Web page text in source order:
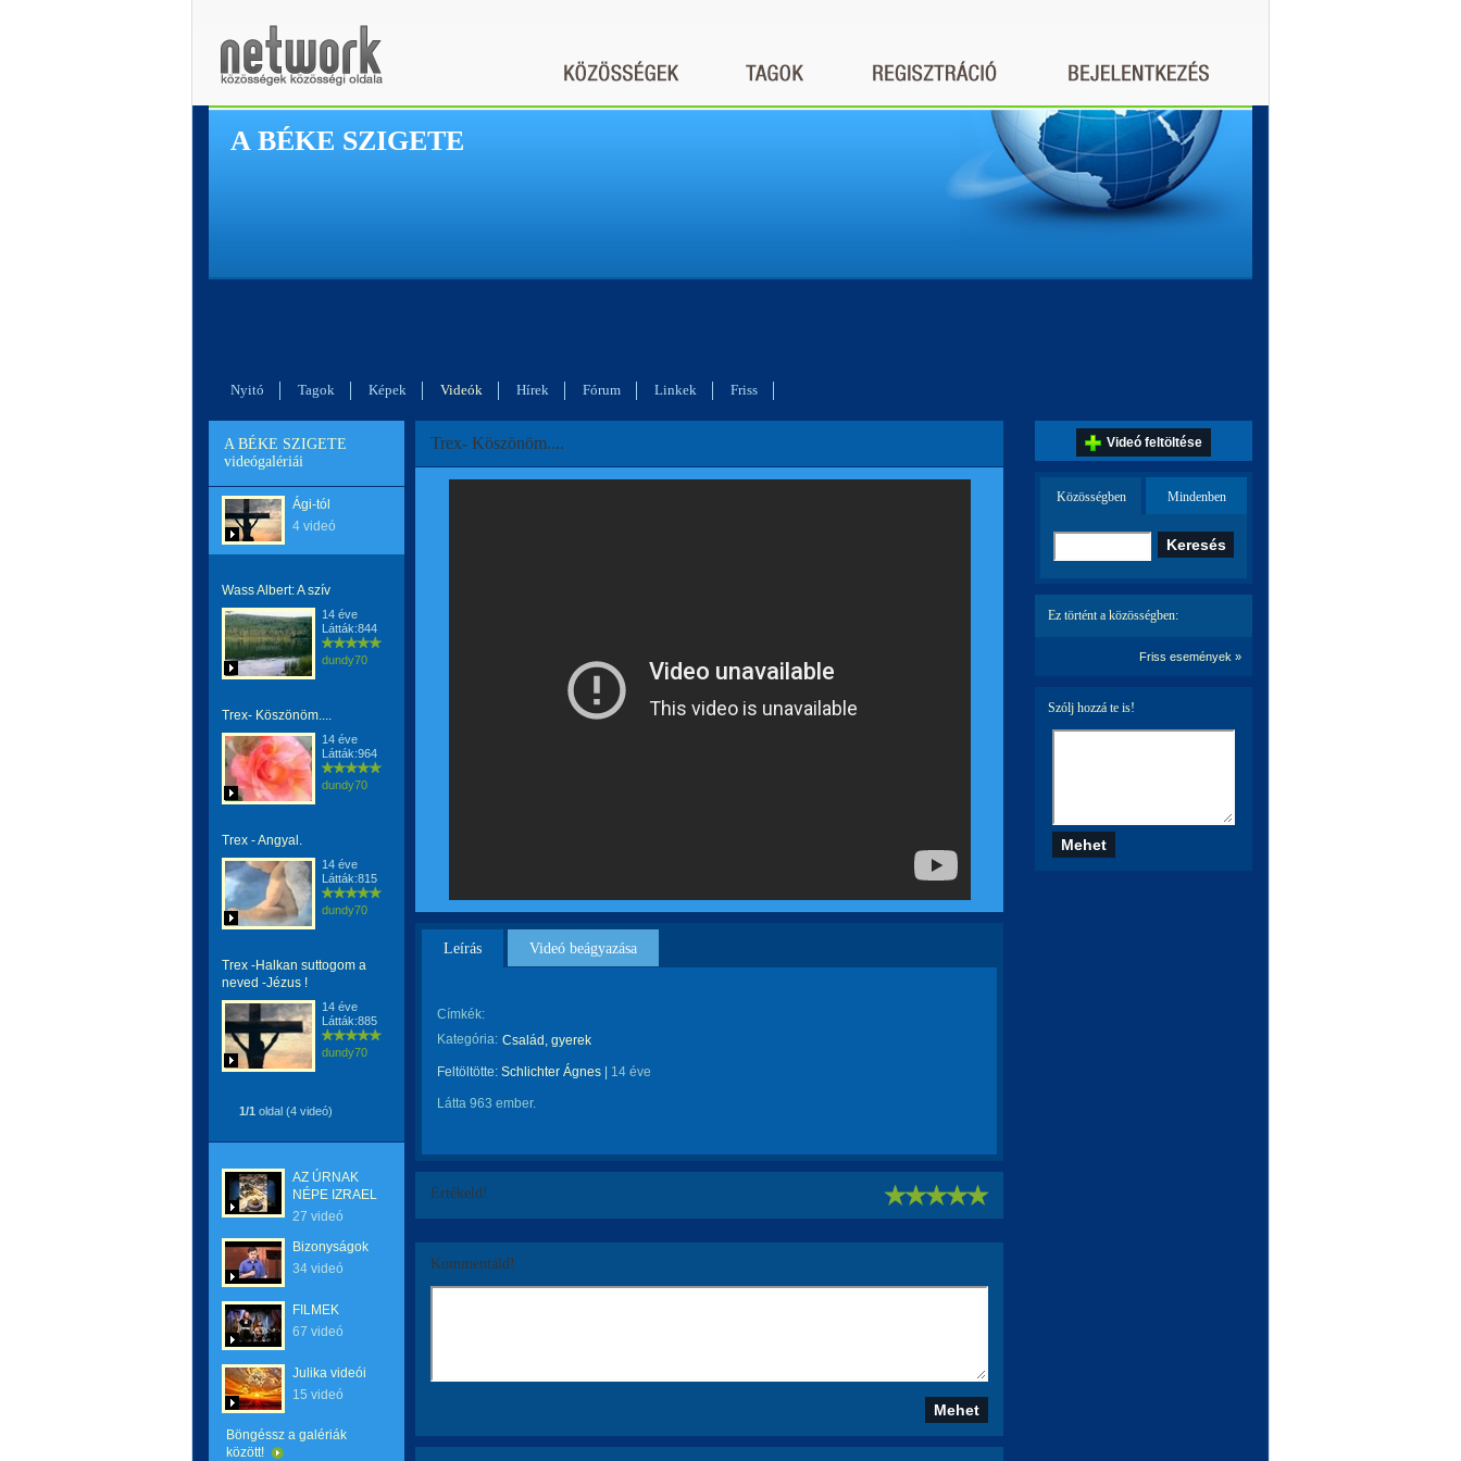
A BÉKE SZIGETE
Nyitó Tagok Képek Videók Hírek Fórum Linkek Friss
A BÉKE SZIGETE
videógalériái
Ági-tól
4 videó
Wass Albert: A szív
14 éve
Látták:844
dundy70
Trex- Köszönöm....
14 éve
Látták:964
dundy70
Trex - Angyal.
14 éve
Látták:815
dundy70
Trex -Halkan suttogom a
neved -Jézus !
14 éve
Látták:885
dundy70
1/1 oldal (4 videó)
AZ ÚRNAK
NÉPE IZRAEL
27 videó
Bizonyságok
34 videó
FILMEK
67 videó
Julika videói
15 videó
Böngéssz a galériák
között!
Trex- Köszönöm....
Leírás Videó beágyazása
Címkék:
Kategória: Család, gyerek
Feltöltötte: Schlichter Ágnes 14 éve
Látta 963 ember.
Értékeld!
Kommentáld!
Videó feltöltése
Közösségben Mindenben
Ez történt a közösségben:
Friss események »
Szólj hozzá te is!